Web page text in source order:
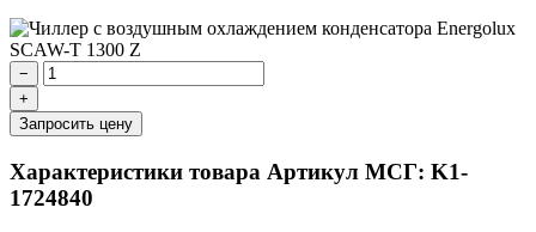
−
+
Запросить цену
Характеристики товара Артикул МСГ: K1-
1724840